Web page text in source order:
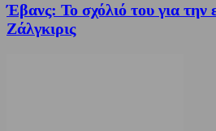
Έβανς: Το σχόλιό του για την
Ζάλγκιρις